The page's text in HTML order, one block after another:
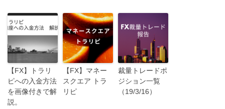
【FX】トラリ
ピへの入金方法
を画像付きで解
説。
【FX】マネー
スクエア トラ
リピ
裁量トレードポ
ジション一覧
（19/3/16）